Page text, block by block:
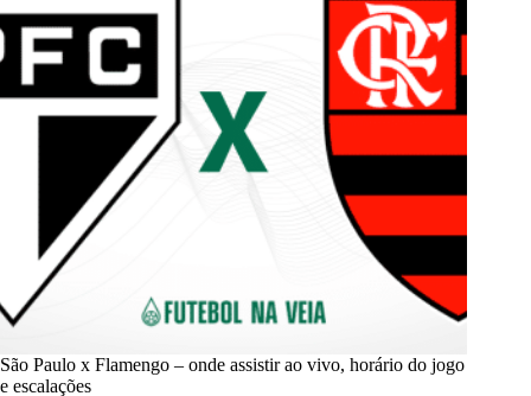
São Paulo x Flamengo – onde assistir ao vivo, horário do jogo
e escalações